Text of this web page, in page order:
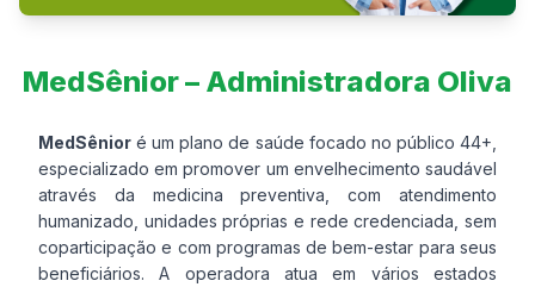
MedSênior – Administradora Oliva
MedSênior é um plano de saúde focado no público 44+,
especializado em promover um envelhecimento saudável
através da medicina preventiva, com atendimento
humanizado, unidades próprias e rede credenciada, sem
coparticipação e com programas de bem-estar para seus
beneficiários. A operadora atua em vários estados